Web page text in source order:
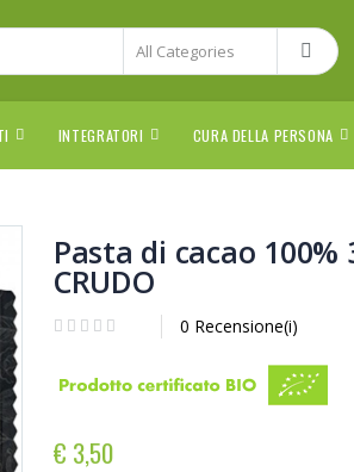
INTEGRATORI CURA DELLA PERSONA
Pasta di cacao 100%
CRUDO
0 Recensione(i)
€ 3,50